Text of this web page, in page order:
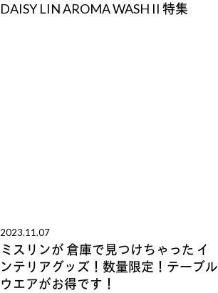
DAISY LIN AROMA WASH II 特集
2023.11.07
ミスリンが 倉庫で見つけちゃった イ
ンテリアグッズ！数量限定！テーブル
ウエアがお得です！